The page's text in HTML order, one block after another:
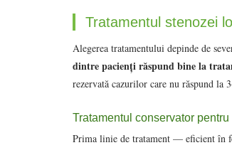
Tratamentul stenozei
Alegerea tratamentului depinde de
dintre pacienți răspund bine la
rezervată cazurilor care nu răspund la
Tratamentul conservator
Prima linie de tratament — eficient în